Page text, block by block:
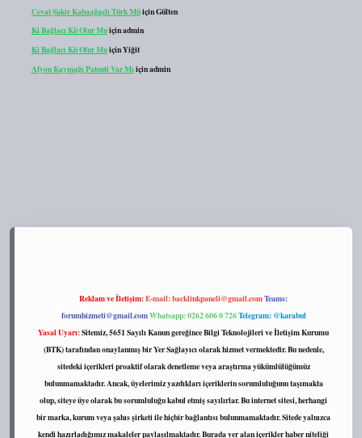
Cevat Şakir Kabaağaçlı Türk MüiçinGülten
Ki Bağlacı Kü Olur Muiçinadmin
Ki Bağlacı Kü Olur MuiçinYiğit
Afyon Kaymağı Patenti Var Mı içinadmin
Reklam ve İletişim:E-mail:backlinkpaneli@gmail.comTeams:
forumhizmeti@gmail.comWhatsapp: 0262 606 0 726Telegram: @karabul
Yasal Uyarı:Sitemiz, 5651 Sayılı Kanun gereğince Bilgi Teknolojileri ve İletişim Kurumu
(BTK) tarafından onaylanmış bir Yer Sağlayıcı olarak hizmet vermektedir. Bu nedenle,
sitedeki içerikleri proaktif olarak denetleme veya araştırma yükümlülüğümüz
bulunmamaktadır. Ancak, üyelerimiz yazdıkları içeriklerin sorumluluğunu taşımakta
olup, siteye üye olarak bu sorumluluğu kabul etmiş sayılırlar. Bu internet sitesi, herhangi
bir marka, kurum veya şahıs şirketi ile hiçbir bağlantısı bulunmamaktadır. Sitede yalnızca
kendi hazırladığımız makaleler paylaşılmaktadır. Burada yer alan içerikler haber niteliği